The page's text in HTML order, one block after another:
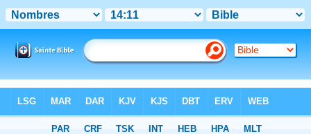
Chapitre 14> Verset 11